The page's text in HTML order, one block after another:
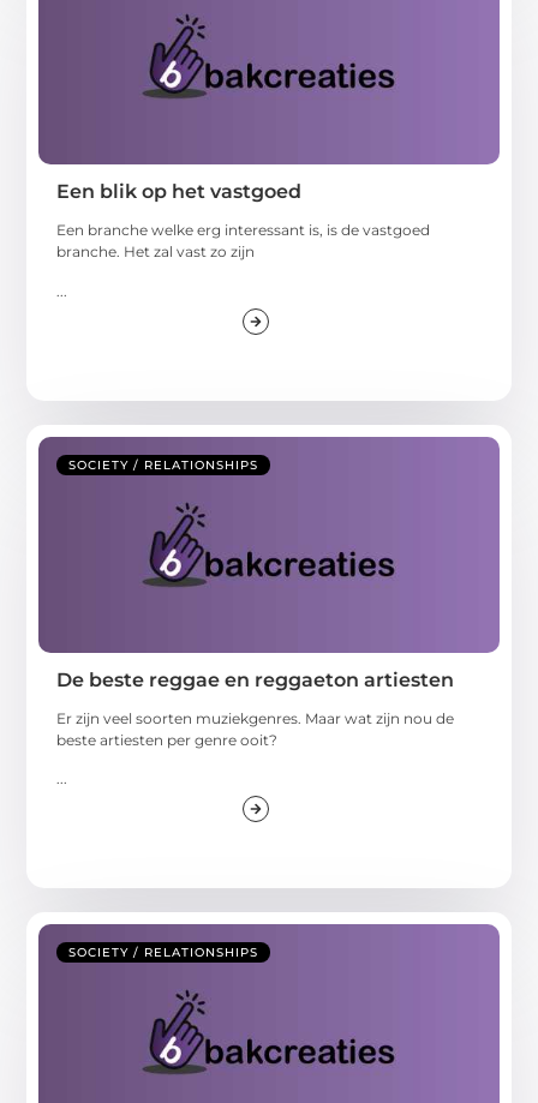
Een blik op het vastgoed
Een branche welke erg interessant is, is de vastgoed
branche. Het zal vast zo zijn
SOCIETY / RELATIONSHIPS
De beste reggae en reggaeton artiesten
Er zijn veel soorten muziekgenres. Maar wat zijn nou de
beste artiesten per genre ooit?
...
SOCIETY / RELATIONSHIPS